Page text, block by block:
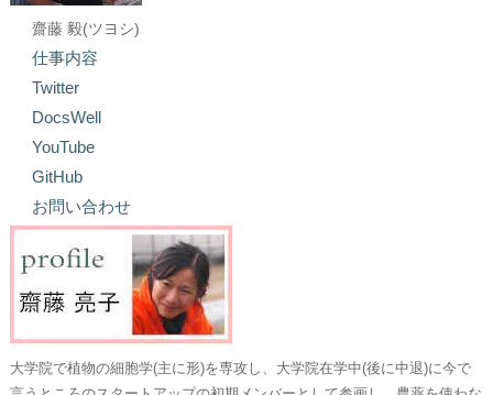
齋藤 毅(ツヨシ)
仕事内容
Twitter
DocsWell
YouTube
GitHub
お問い合わせ
大学院で植物の細胞学(主に形)を専攻し、大学院在学中(後に中退)に今で